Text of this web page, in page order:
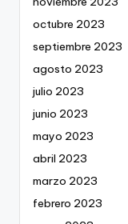
octubre 2023
septiembre 2023
agosto 2023
julio 2023
junio 2023
mayo 2023
abril 2023
marzo 2023
febrero 2023